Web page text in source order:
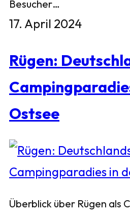
Besucher…
17. April 2024
Rügen:
Ostsee
Überblick über Rügen als